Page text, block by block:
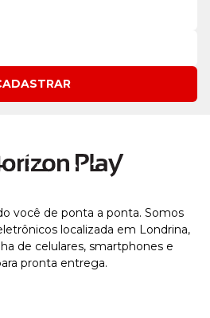
você de ponta a ponta. Somos
localizada em Londrina,
de celulares, smartphones e
pronta entrega.